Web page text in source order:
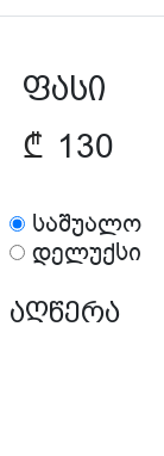
ფასი
₾ 130
საშუალო
დელუქსი
აღწერა